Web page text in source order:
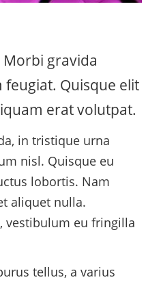
gravida
Quisque elit
erat volutpat.
in tristique urna
nisl. Quisque eu
lobortis. Nam
aliquet nulla.
vestibulum eu fringilla
tellus, a varius